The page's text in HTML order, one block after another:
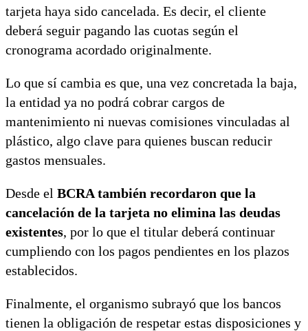
tarjeta haya sido cancelada. Es decir, el cliente
deberá seguir pagando las cuotas según el
cronograma acordado originalmente.
Lo que sí cambia es que, una vez concretada la baja,
la entidad ya no podrá cobrar cargos de
mantenimiento ni nuevas comisiones vinculadas al
plástico, algo clave para quienes buscan reducir
gastos mensuales.
Desde el BCRA también recordaron que la
cancelación de la tarjeta no elimina las deudas
existentes, por lo que el titular deberá continuar
cumpliendo con los pagos pendientes en los plazos
establecidos.
Finalmente, el organismo subrayó que los bancos
tienen la obligación de respetar estas disposiciones y